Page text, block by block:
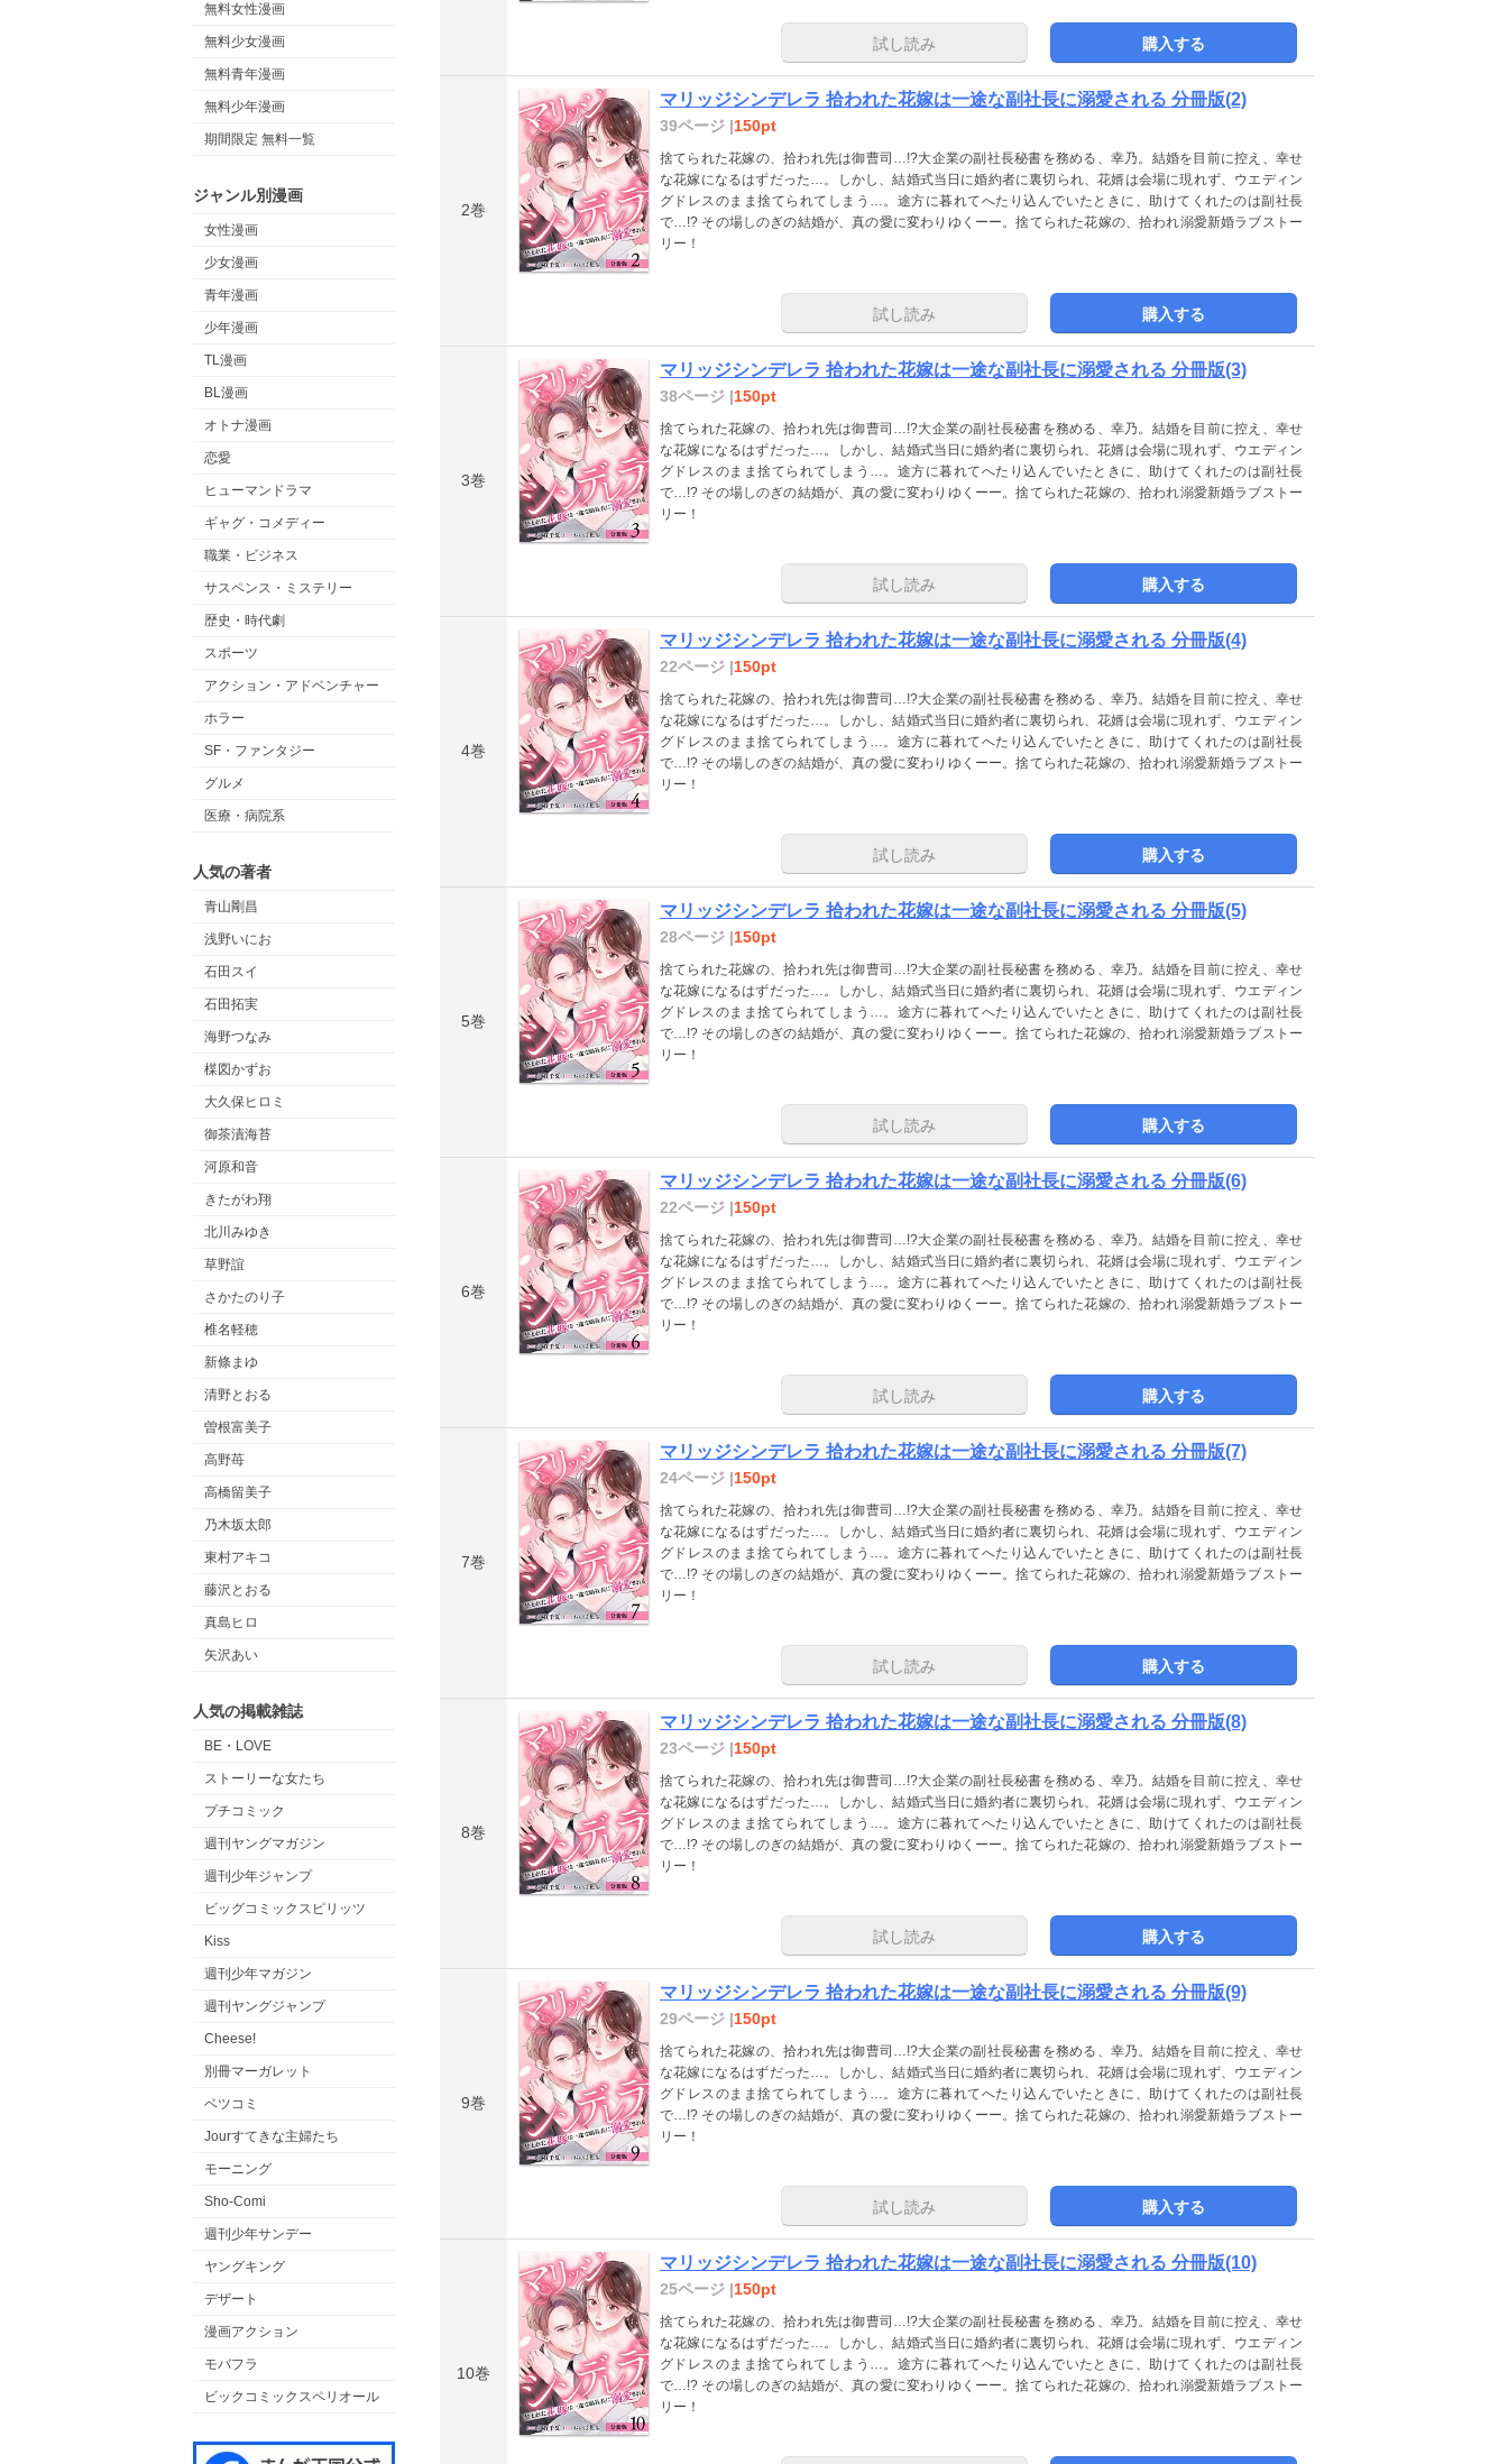
無料女性漫画
無料少女漫画
無料青年漫画
無料少年漫画
期間限定 無料一覧
ジャンル別漫画
女性漫画
少女漫画
青年漫画
少年漫画
TL漫画
BL漫画
オトナ漫画
恋愛
ヒューマンドラマ
ギャグ・コメディー
職業・ビジネス
サスペンス・ミステリー
歴史・時代劇
スポーツ
アクション・アドベンチャー
ホラー
SF・ファンタジー
グルメ
医療・病院系
人気の著者
青山剛昌
浅野いにお
石田スイ
石田拓実
海野つなみ
楳図かずお
大久保ヒロミ
御茶漬海苔
河原和音
きたがわ翔
北川みゆき
草野誼
さかたのり子
椎名軽穂
新條まゆ
清野とおる
曽根富美子
高野苺
高橋留美子
乃木坂太郎
東村アキコ
藤沢とおる
真島ヒロ
矢沢あい
人気の掲載雑誌
BE・LOVE
ストーリーな女たち
プチコミック
週刊ヤングマガジン
週刊少年ジャンプ
ビッグコミックスピリッツ
Kiss
週刊少年マガジン
週刊ヤングジャンプ
Cheese!
別冊マーガレット
ベツコミ
Jourすてきな主婦たち
モーニング
Sho-Comi
週刊少年サンデー
ヤングキング
デザート
漫画アクション
モバフラ
ビックコミックスペリオール
試し読み 購入する
2巻
マリッジシンデレラ 拾われた花嫁は一途な副社長に溺愛される 分冊版(2)
39ページ |150pt
捨てられた花嫁の、拾われ先は御曹司…!?大企業の副社長秘書を務める、幸乃。結婚を目前に控え、幸せ
な花嫁になるはずだった…。しかし、結婚式当日に婚約者に裏切られ、花婿は会場に現れず、ウエディン
グドレスのまま捨てられてしまう…。途方に暮れてへたり込んでいたときに、助けてくれたのは副社長
で…!? その場しのぎの結婚が、真の愛に変わりゆくーー。捨てられた花嫁の、拾われ溺愛新婚ラブストー
リー！
試し読み 購入する
3巻
マリッジシンデレラ 拾われた花嫁は一途な副社長に溺愛される 分冊版(3)
38ページ |150pt
捨てられた花嫁の、拾われ先は御曹司…!?大企業の副社長秘書を務める、幸乃。結婚を目前に控え、幸せ
な花嫁になるはずだった…。しかし、結婚式当日に婚約者に裏切られ、花婿は会場に現れず、ウエディン
グドレスのまま捨てられてしまう…。途方に暮れてへたり込んでいたときに、助けてくれたのは副社長
で…!? その場しのぎの結婚が、真の愛に変わりゆくーー。捨てられた花嫁の、拾われ溺愛新婚ラブストー
リー！
試し読み 購入する
4巻
マリッジシンデレラ 拾われた花嫁は一途な副社長に溺愛される 分冊版(4)
22ページ |150pt
捨てられた花嫁の、拾われ先は御曹司…!?大企業の副社長秘書を務める、幸乃。結婚を目前に控え、幸せ
な花嫁になるはずだった…。しかし、結婚式当日に婚約者に裏切られ、花婿は会場に現れず、ウエディン
グドレスのまま捨てられてしまう…。途方に暮れてへたり込んでいたときに、助けてくれたのは副社長
で…!? その場しのぎの結婚が、真の愛に変わりゆくーー。捨てられた花嫁の、拾われ溺愛新婚ラブストー
リー！
試し読み 購入する
5巻
マリッジシンデレラ 拾われた花嫁は一途な副社長に溺愛される 分冊版(5)
28ページ |150pt
捨てられた花嫁の、拾われ先は御曹司…!?大企業の副社長秘書を務める、幸乃。結婚を目前に控え、幸せ
な花嫁になるはずだった…。しかし、結婚式当日に婚約者に裏切られ、花婿は会場に現れず、ウエディン
グドレスのまま捨てられてしまう…。途方に暮れてへたり込んでいたときに、助けてくれたのは副社長
で…!? その場しのぎの結婚が、真の愛に変わりゆくーー。捨てられた花嫁の、拾われ溺愛新婚ラブストー
リー！
試し読み 購入する
6巻
マリッジシンデレラ 拾われた花嫁は一途な副社長に溺愛される 分冊版(6)
22ページ |150pt
捨てられた花嫁の、拾われ先は御曹司…!?大企業の副社長秘書を務める、幸乃。結婚を目前に控え、幸せ
な花嫁になるはずだった…。しかし、結婚式当日に婚約者に裏切られ、花婿は会場に現れず、ウエディン
グドレスのまま捨てられてしまう…。途方に暮れてへたり込んでいたときに、助けてくれたのは副社長
で…!? その場しのぎの結婚が、真の愛に変わりゆくーー。捨てられた花嫁の、拾われ溺愛新婚ラブストー
リー！
試し読み 購入する
7巻
マリッジシンデレラ 拾われた花嫁は一途な副社長に溺愛される 分冊版(7)
24ページ |150pt
捨てられた花嫁の、拾われ先は御曹司…!?大企業の副社長秘書を務める、幸乃。結婚を目前に控え、幸せ
な花嫁になるはずだった…。しかし、結婚式当日に婚約者に裏切られ、花婿は会場に現れず、ウエディン
グドレスのまま捨てられてしまう…。途方に暮れてへたり込んでいたときに、助けてくれたのは副社長
で…!? その場しのぎの結婚が、真の愛に変わりゆくーー。捨てられた花嫁の、拾われ溺愛新婚ラブストー
リー！
試し読み 購入する
8巻
マリッジシンデレラ 拾われた花嫁は一途な副社長に溺愛される 分冊版(8)
23ページ |150pt
捨てられた花嫁の、拾われ先は御曹司…!?大企業の副社長秘書を務める、幸乃。結婚を目前に控え、幸せ
な花嫁になるはずだった…。しかし、結婚式当日に婚約者に裏切られ、花婿は会場に現れず、ウエディン
グドレスのまま捨てられてしまう…。途方に暮れてへたり込んでいたときに、助けてくれたのは副社長
で…!? その場しのぎの結婚が、真の愛に変わりゆくーー。捨てられた花嫁の、拾われ溺愛新婚ラブストー
リー！
試し読み 購入する
9巻
マリッジシンデレラ 拾われた花嫁は一途な副社長に溺愛される 分冊版(9)
29ページ |150pt
捨てられた花嫁の、拾われ先は御曹司…!?大企業の副社長秘書を務める、幸乃。結婚を目前に控え、幸せ
な花嫁になるはずだった…。しかし、結婚式当日に婚約者に裏切られ、花婿は会場に現れず、ウエディン
グドレスのまま捨てられてしまう…。途方に暮れてへたり込んでいたときに、助けてくれたのは副社長
で…!? その場しのぎの結婚が、真の愛に変わりゆくーー。捨てられた花嫁の、拾われ溺愛新婚ラブストー
リー！
試し読み 購入する
10巻
マリッジシンデレラ 拾われた花嫁は一途な副社長に溺愛される 分冊版(10)
25ページ |150pt
捨てられた花嫁の、拾われ先は御曹司…!?大企業の副社長秘書を務める、幸乃。結婚を目前に控え、幸せ
な花嫁になるはずだった…。しかし、結婚式当日に婚約者に裏切られ、花婿は会場に現れず、ウエディン
グドレスのまま捨てられてしまう…。途方に暮れてへたり込んでいたときに、助けてくれたのは副社長
で…!? その場しのぎの結婚が、真の愛に変わりゆくーー。捨てられた花嫁の、拾われ溺愛新婚ラブストー
リー！